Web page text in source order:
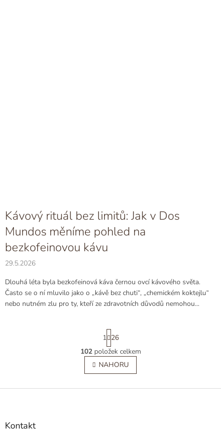
Kávový rituál bez limitů: Jak v Dos
Mundos měníme pohled na
bezkofeinovou kávu
29.5.2026
Dlouhá léta byla bezkofeinová káva černou ovcí kávového světa.
Často se o ní mluvilo jako o „kávě bez chuti“, „chemickém koktejlu“
nebo nutném zlu pro ty, kteří ze zdravotních důvodů nemohou...
O
v
l
d
S
t
r
á
n
k
v
1 26
102položek celkem
NAHORU
Z
Kontakt